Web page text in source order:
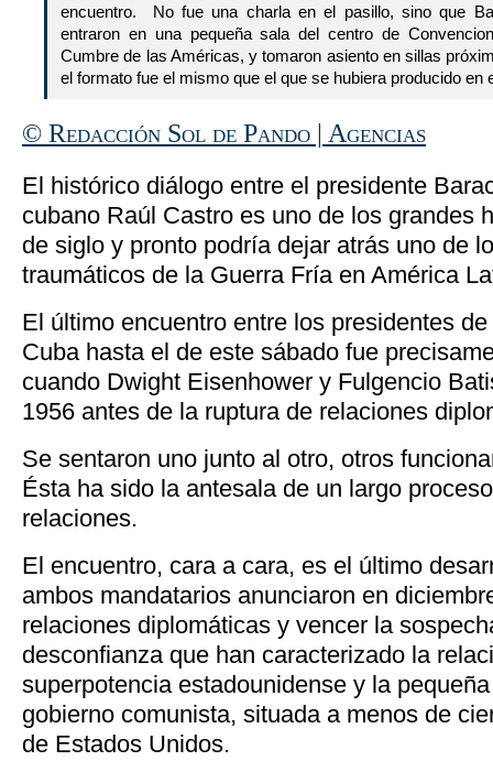
encuentro. No fue una charla en el pasillo, sino que
entraron en una pequeña sala del centro de
Cumbre de las Américas, y tomaron asiento en sillas
el formato fue el mismo que el que se hubiera producido
© Redacción Sol de Pando | Agencias
El histórico diálogo entre el presidente
cubano Raúl Castro es uno de los grandes
de siglo y pronto podría dejar atrás uno de
traumáticos de la Guerra Fría en América
El último encuentro entre los presidentes
Cuba hasta el de este sábado fue
cuando Dwight Eisenhower y Fulgencio
1956 antes de la ruptura de relaciones
Se sentaron uno junto al otro, otros
Ésta ha sido la antesala de un largo
relaciones.
El encuentro, cara a cara, es el último
ambos mandatarios anunciaron en
relaciones diplomáticas y vencer la
desconfianza que han caracterizado la
superpotencia estadounidense y la
gobierno comunista, situada a menos de
de Estados Unidos.